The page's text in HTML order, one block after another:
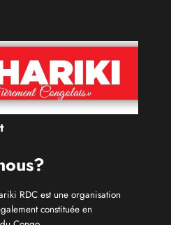
RDC est une organisation
constituée en
Congo.